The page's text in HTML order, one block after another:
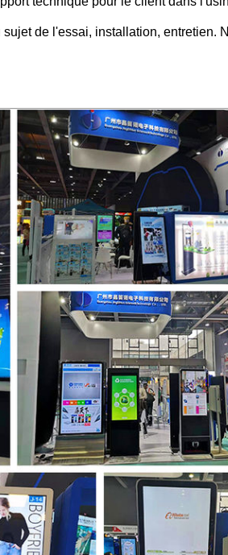
de l'essai, installation, entretien.